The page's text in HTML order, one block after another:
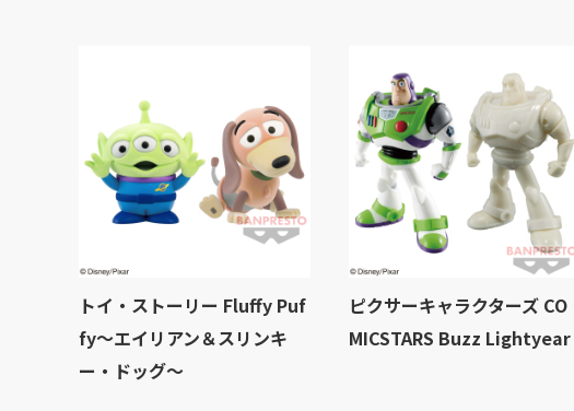
トイ・ストーリー Fluffy Puf
fy～エイリアン＆スリンキ
ー・ドッグ～
ピクサーキャラクターズ CO
MICSTARS Buzz Lightyear